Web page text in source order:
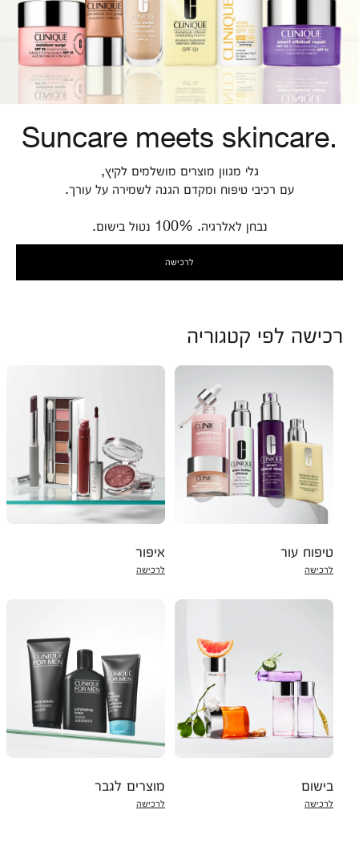
Suncare meets skincare.
גלי מגוון מוצרים מושלמים לקיץ,
עם רכיבי טיפוח ומקדם הגנה לשמירה על עורך.
נבחן לאלרגיה. 100% נטול בישום.
לרכישה
רכישה לפי קטגוריה
טיפוח עור
לרכישה
איפור
לרכישה
בישום
לרכישה
מוצרים לגבר
לרכישה